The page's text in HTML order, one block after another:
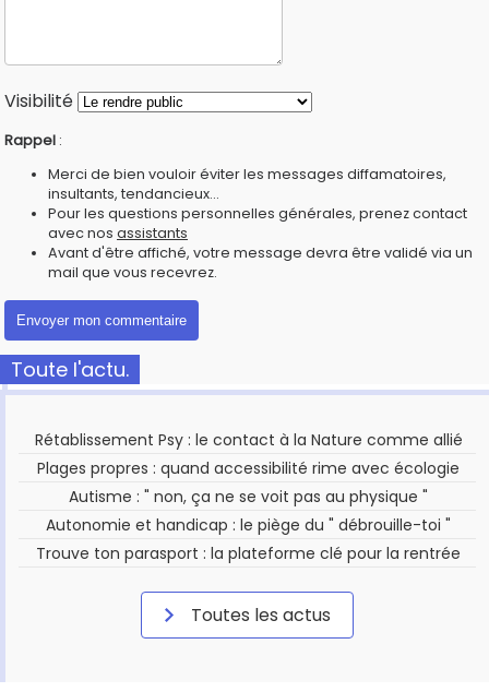
Visibilité
Rappel :
Merci de bien vouloir éviter les messages diffamatoires,
insultants, tendancieux...
Pour les questions personnelles générales, prenez contact
avec nos assistants
Avant d'être affiché, votre message devra être validé via un
mail que vous recevrez.
Toute l'actu.
Rétablissement Psy : le contact à la Nature comme allié
Plages propres : quand accessibilité rime avec écologie
Autisme : " non, ça ne se voit pas au physique "
Autonomie et handicap : le piège du " débrouille-toi "
Trouve ton parasport : la plateforme clé pour la rentrée
Toutes les actus